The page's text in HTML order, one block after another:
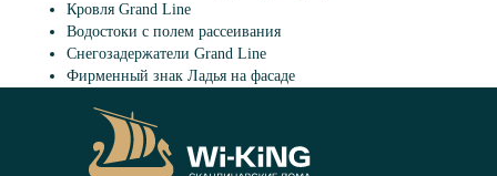
Кровля Grand Line
Водостоки с полем рассеивания
Снегозадержатели Grand Line
Фирменный знак Ладья на фасаде